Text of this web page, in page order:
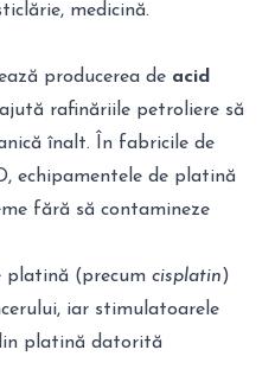
medicină.
producerea de acid
rafinăriile petroliere să
înalt. În fabricile de
echipamentele de platină
fără să contamineze
platină (precum cisplatin)
iar stimulatoarele
platină datorită